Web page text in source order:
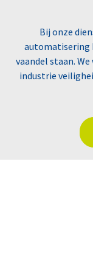
Bij onze
automatisering
vaandel staan.
industrie